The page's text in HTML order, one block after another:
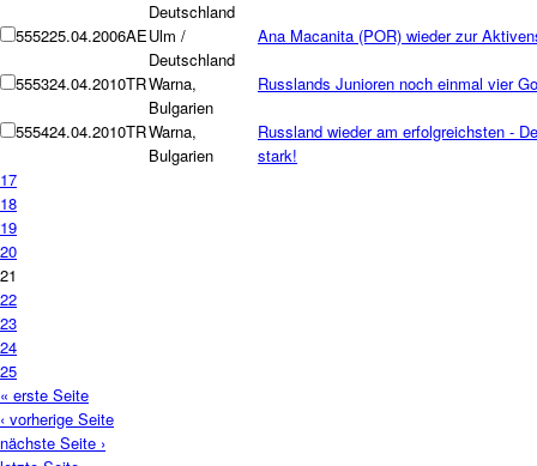
Deutschland
555225.04.2006AEUlm /
Deutschland
Ana Macanita (POR) wieder zur
555324.04.2010TRWarna,
Bulgarien
Russlands Junioren noch einmal vier
555424.04.2010TRWarna,
Bulgarien
Russland wieder am erfolgreichsten -
stark!
17
18
19
20
21
22
23
24
25
« erste Seite
‹ vorherige Seite
nächste Seite ›